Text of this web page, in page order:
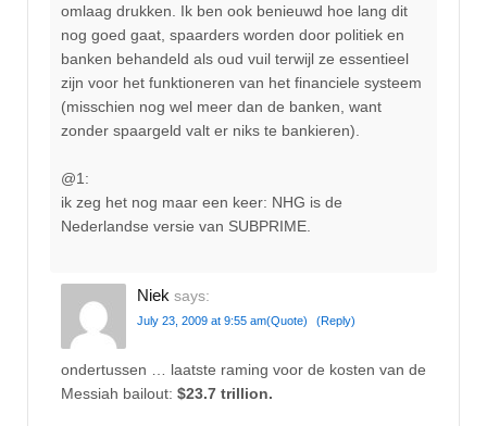
omlaag drukken. Ik ben ook benieuwd hoe lang dit
nog goed gaat, spaarders worden door politiek en
banken behandeld als oud vuil terwijl ze essentieel
zijn voor het funktioneren van het financiele systeem
(misschien nog wel meer dan de banken, want
zonder spaargeld valt er niks te bankieren).
@1:
ik zeg het nog maar een keer: NHG is de
Nederlandse versie van SUBPRIME.
Niek says:
July 23, 2009 at 9:55 am(Quote) (Reply)
ondertussen … laatste raming voor de kosten van de
Messiah bailout: $23.7 trillion.